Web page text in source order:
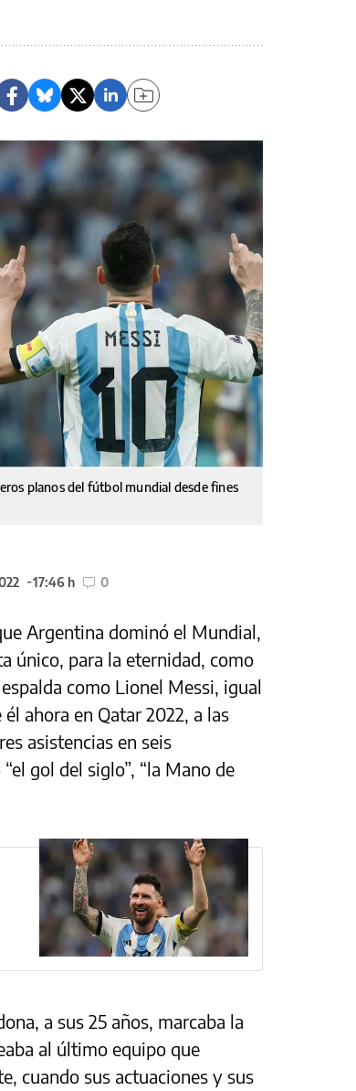
planos del fútbol mundial desde fines
17:46 h 0
Argentina dominó el Mundial,
único, para la eternidad, como
como Lionel Messi, igual
ahora en Qatar 2022, a las
asistencias en seis
gol del siglo”, “la Mano de
a sus 25 años, marcaba la
al último equipo que
cuando sus actuaciones y sus